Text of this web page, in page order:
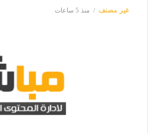
غير مصنف منذ 5 ساعات